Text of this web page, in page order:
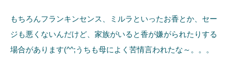
もちろんフランキンセンス、ミルラといったお香とか、セー
ジも悪くないんだけど、家族がいると香が嫌がられたりする
場合があります(^^;うちも母によく苦情言われたな～。。。